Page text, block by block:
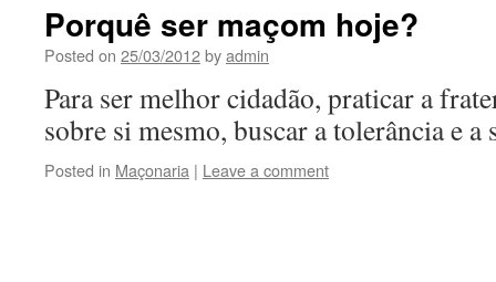
Porquê ser maçom hoje?
Posted on 25/03/2012byadmin
Para ser melhor cidadão, praticar a
sobre si mesmo, buscar a tolerância e a
Posted in Maçonaria | Leave a comment